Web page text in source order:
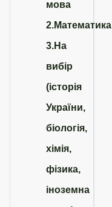
мова
2.Математика
3.На
вибір
(історія
України,
біологія,
хімія,
фізика,
іноземна